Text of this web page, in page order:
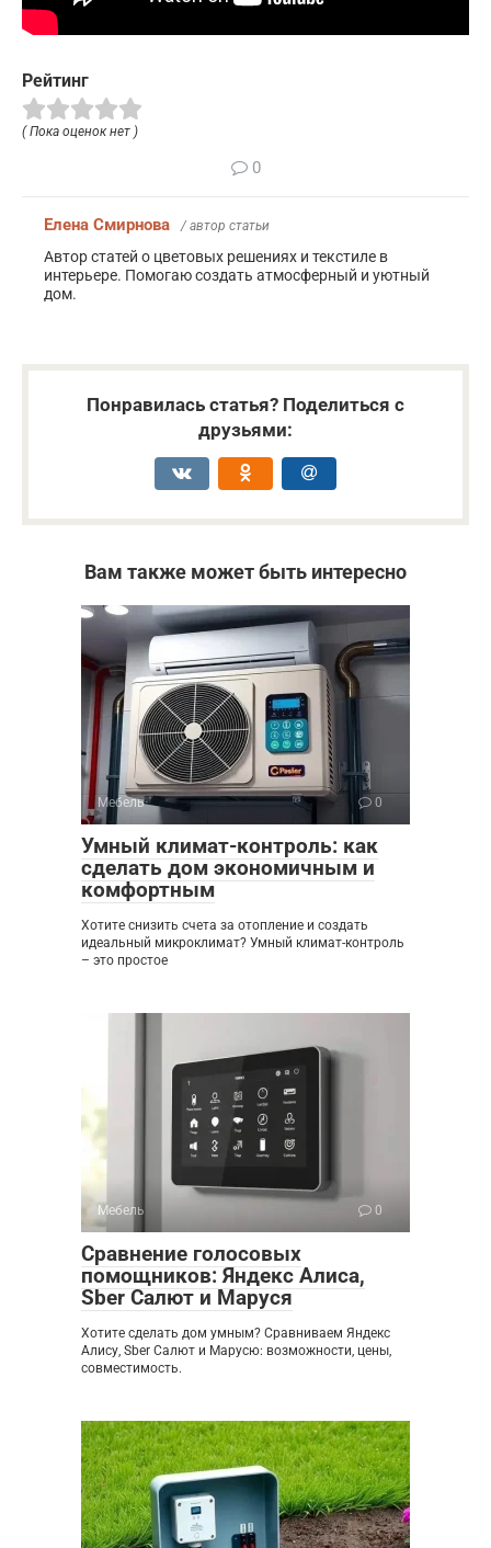
Рейтинг
( Пока оценок нет )
0
Елена Смирнова / автор статьи
Автор статей о цветовых решениях и текстиле в
интерьере. Помогаю создать атмосферный и уютный
дом.
Понравилась статья? Поделиться с
друзьями:
Вам также может быть интересно
Мебель 0
Умный климат-контроль: как
сделать дом экономичным и
комфортным
Хотите снизить счета за отопление и создать
идеальный микроклимат? Умный климат-контроль
– это простое
Мебель 0
Сравнение голосовых
помощников: Яндекс Алиса,
Sber Салют и Маруся
Хотите сделать дом умным? Сравниваем Яндекс
Алису, Sber Салют и Марусю: возможности, цены,
совместимость.